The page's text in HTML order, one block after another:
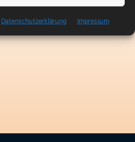
Datenschutzerklärung Impressum